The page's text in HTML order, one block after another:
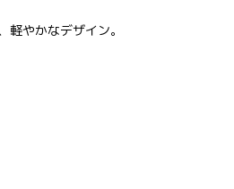
やかなデザイン。